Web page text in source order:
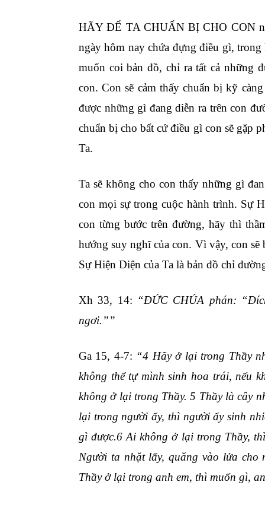
HÃY ĐỂ TA CHUẨN BỊ CHO CON
ngày hôm nay chứa đựng điều gì,
muốn coi bản đồ, chỉ ra tất cả những
con. Con sẽ cảm thấy chuẩn bị kỹ
được những gì đang diễn ra trên con
chuẩn bị cho bất cứ điều gì con sẽ gặp
Ta.
Ta sẽ không cho con thấy những gì
con mọi sự trong cuộc hành trình. Sự
con từng bước trên đường, hãy thì
hướng suy nghĩ của con. Vì vậy, con
Sự Hiện Diện của Ta là bản đồ chỉ
Xh 33, 14: “ĐỨC CHÚA phán:
ngơi.””
Ga 15, 4-7: “4 Hãy ở lại trong Thầy
không thể tự mình sinh hoa trái, nếu
không ở lại trong Thầy. 5 Thầy là cây
lại trong người ấy, thì người ấy sinh
gì được.6 Ai không ở lại trong Thầy,
Người ta nhặt lấy, quăng vào lửa
Thầy ở lại trong anh em, thì muốn gì,